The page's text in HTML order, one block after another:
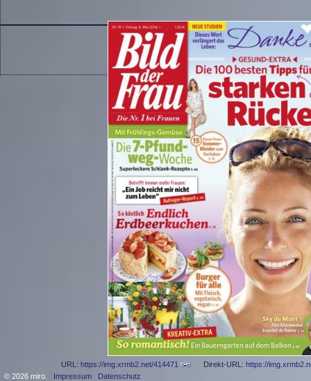
URL: https://img.xrmb2.net/414471 Direkt-URL: https://
© 2026 miro. Impressum Datenschutz